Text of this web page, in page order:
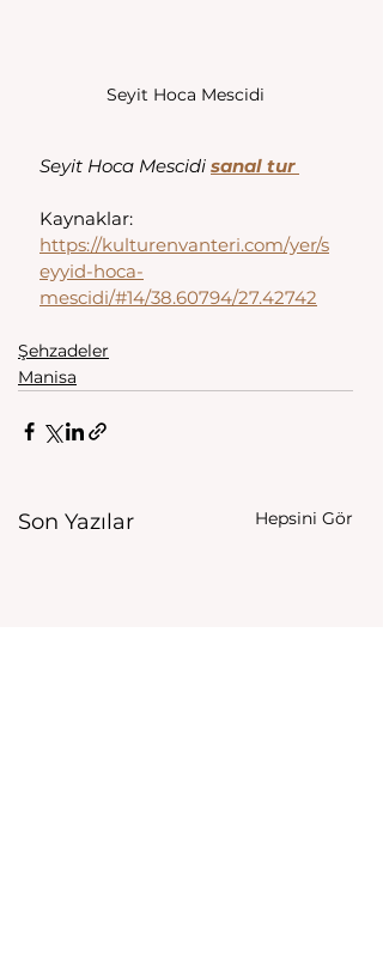
Seyit Hoca Mescidi
Seyit Hoca Mescidi sanal tur
Kaynaklar:
https://kulturenvanteri.com/yer/s
eyyid-hoca-
mescidi/#14/38.60794/27.42742
Şehzadeler
Manisa
Son Yazılar Hepsini Gör